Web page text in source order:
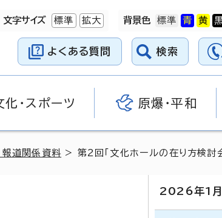
文字サイズ 標準 拡大 背景色
よくある質問 検索
化・スポーツ 原爆・平和
道関係資料 > 第2回「文化ホールの在り方検討
2026年1